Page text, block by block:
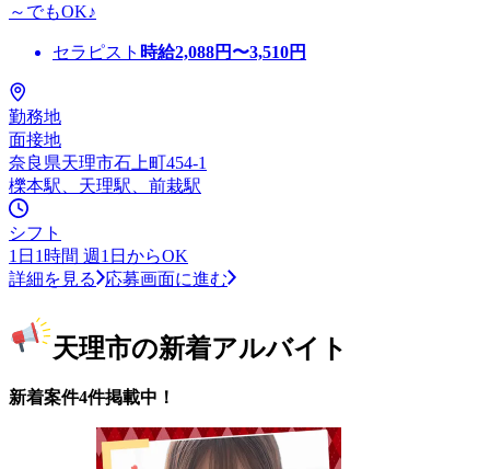
～でもOK♪
セラピスト 時給2,088円〜3,510円
勤務地
面接地
奈良県天理市石上町454-1
櫟本駅、天理駅、前栽駅
シフト
1日1時間 週1日からOK
詳細を見る
応募画面に進む
天理市の新着アルバイト
新着案件4件掲載中！